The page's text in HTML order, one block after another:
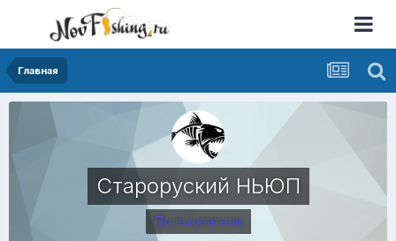
Главная
Староруский НЬЮП
Пользователи